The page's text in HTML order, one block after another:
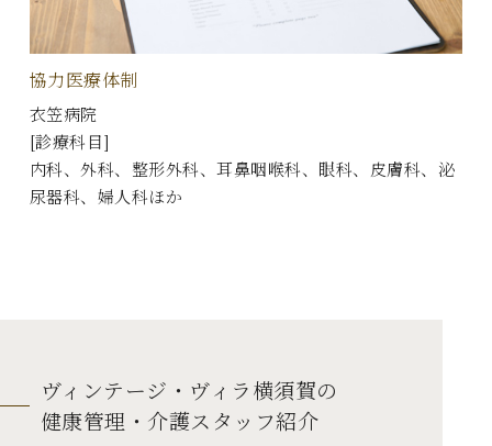
協力医療体制
衣笠病院
[診療科目]
内科、外科、整形外科、耳鼻咽喉科、眼科、皮膚科、泌
尿器科、婦人科ほか
ヴィンテージ・ヴィラ横須賀の
健康管理・介護スタッフ紹介